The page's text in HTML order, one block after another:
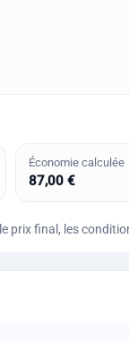
Économie calculée
87,00 €
final, les